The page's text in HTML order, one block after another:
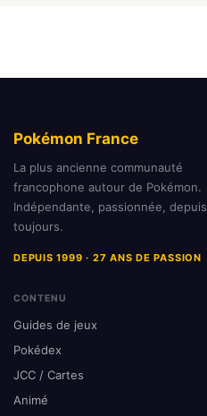
Pokémon France
La plus ancienne communauté
francophone autour de Pokémon.
Indépendante, passionnée, depuis
toujours.
DEPUIS 1999 · 27 ANS DE PASSION
CONTENU
Guides de jeux
Pokédex
JCC / Cartes
Animé